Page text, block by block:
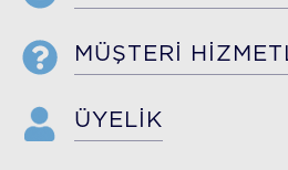
MÜŞTERİ
ÜYELİK